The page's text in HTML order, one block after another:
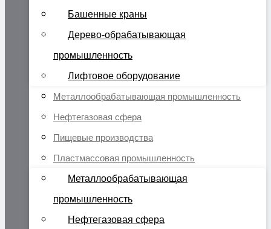
Башенные краны
Дерево-обрабатывающая
промышленность
Лифтовое оборудование
Металлообрабатывающая промышленность
Нефтегазовая сфера
Пищевые производства
Пластмассовая промышленность
Металлообрабатывающая
промышленность
Нефтегазовая сфера